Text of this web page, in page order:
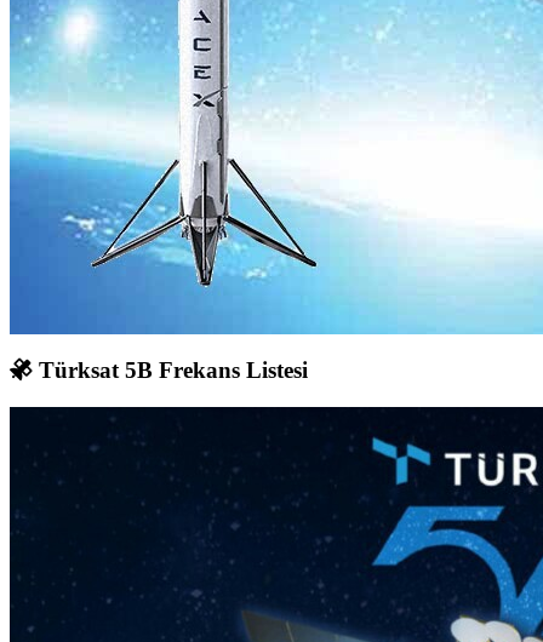
Türksat 5B Frekans Listesi